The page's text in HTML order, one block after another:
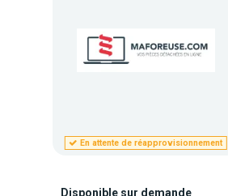
En attente de réapprovisionnement
Disponible sur demande